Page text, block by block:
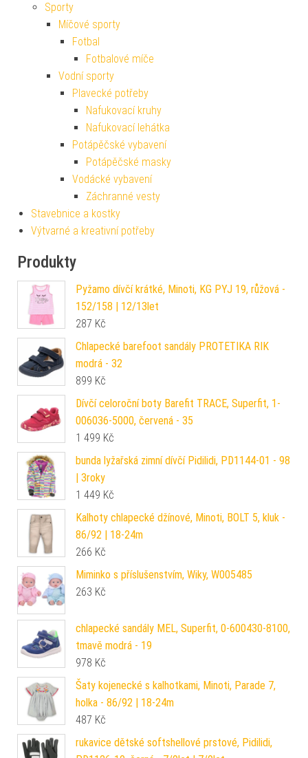
Sporty
Míčové sporty
Fotbal
Fotbalové míče
Vodní sporty
Plavecké potřeby
Nafukovací kruhy
Nafukovací lehátka
Potápěčské vybavení
Potápěčské masky
Vodácké vybavení
Záchranné vesty
Stavebnice a kostky
Výtvarné a kreativní potřeby
Produkty
Pyžamo dívčí krátké, Minoti, KG PYJ 19, růžová -
152/158 | 12/13let
287 Kč
Chlapecké barefoot sandály PROTETIKA RIK
modrá - 32
899 Kč
Dívčí celoroční boty Barefit TRACE, Superfit, 1-
006036-5000, červená - 35
1 499 Kč
bunda lyžařská zimní dívčí Pidilidi, PD1144-01 - 98
| 3roky
1 449 Kč
Kalhoty chlapecké džínové, Minoti, BOLT 5, kluk -
86/92 | 18-24m
266 Kč
Miminko s příslušenstvím, Wiky, W005485
263 Kč
chlapecké sandály MEL, Superfit, 0-600430-8100,
tmavě modrá - 19
978 Kč
Šaty kojenecké s kalhotkami, Minoti, Parade 7,
holka - 86/92 | 18-24m
487 Kč
rukavice dětské softshellové prstové, Pidilidi,